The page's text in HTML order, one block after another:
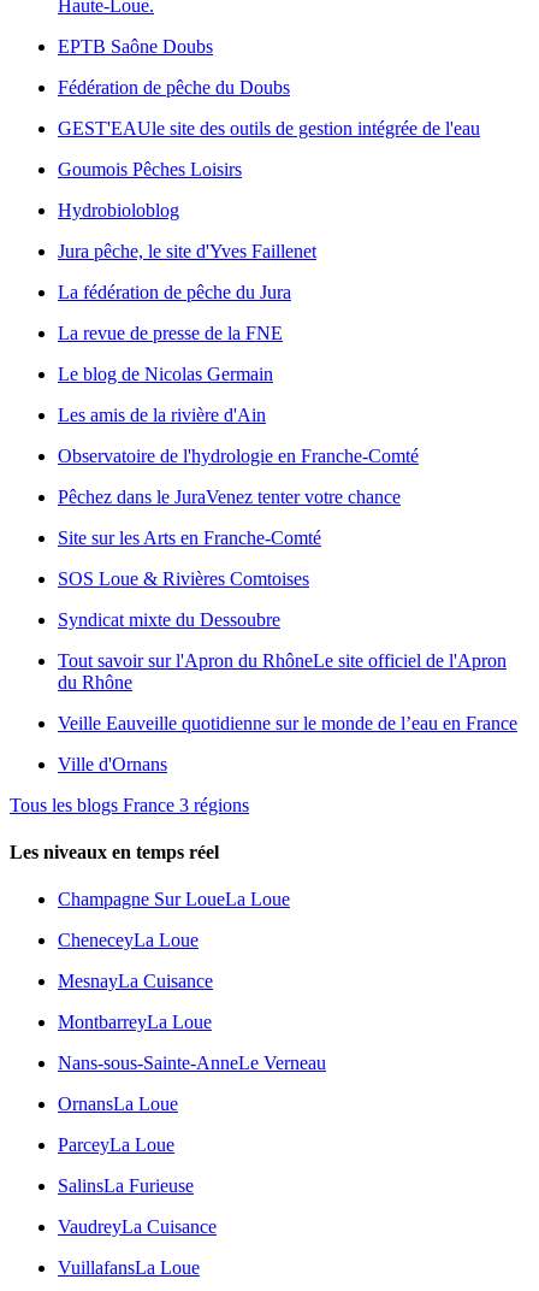
Haute-Loue.
EPTB Saône Doubs
Fédération de pêche du Doubs
GEST'EAUle site des outils de gestion intégrée de l'eau
Goumois Pêches Loisirs
Hydrobioloblog
Jura pêche, le site d'Yves Faillenet
La fédération de pêche du Jura
La revue de presse de la FNE
Le blog de Nicolas Germain
Les amis de la rivière d'Ain
Observatoire de l'hydrologie en Franche-Comté
Pêchez dans le JuraVenez tenter votre chance
Site sur les Arts en Franche-Comté
SOS Loue & Rivières Comtoises
Syndicat mixte du Dessoubre
Tout savoir sur l'Apron du RhôneLe site officiel de l'Apron
du Rhône
Veille Eauveille quotidienne sur le monde de l’eau en France
Ville d'Ornans
Tous les blogs France 3 régions
Les niveaux en temps réel
Champagne Sur LoueLa Loue
CheneceyLa Loue
MesnayLa Cuisance
MontbarreyLa Loue
Nans-sous-Sainte-AnneLe Verneau
OrnansLa Loue
ParceyLa Loue
SalinsLa Furieuse
VaudreyLa Cuisance
VuillafansLa Loue